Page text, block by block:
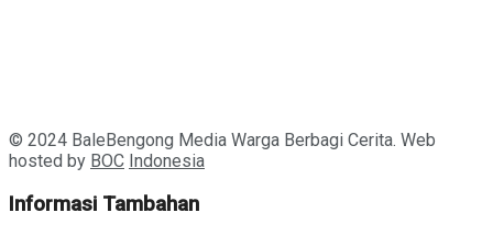
© 2024 BaleBengong Media Warga Berbagi Cerita. Web
hosted by BOC Indonesia
Informasi Tambahan